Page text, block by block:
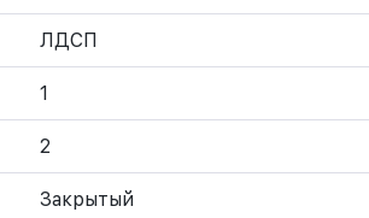
ЛДСП
1
2
Закрытый